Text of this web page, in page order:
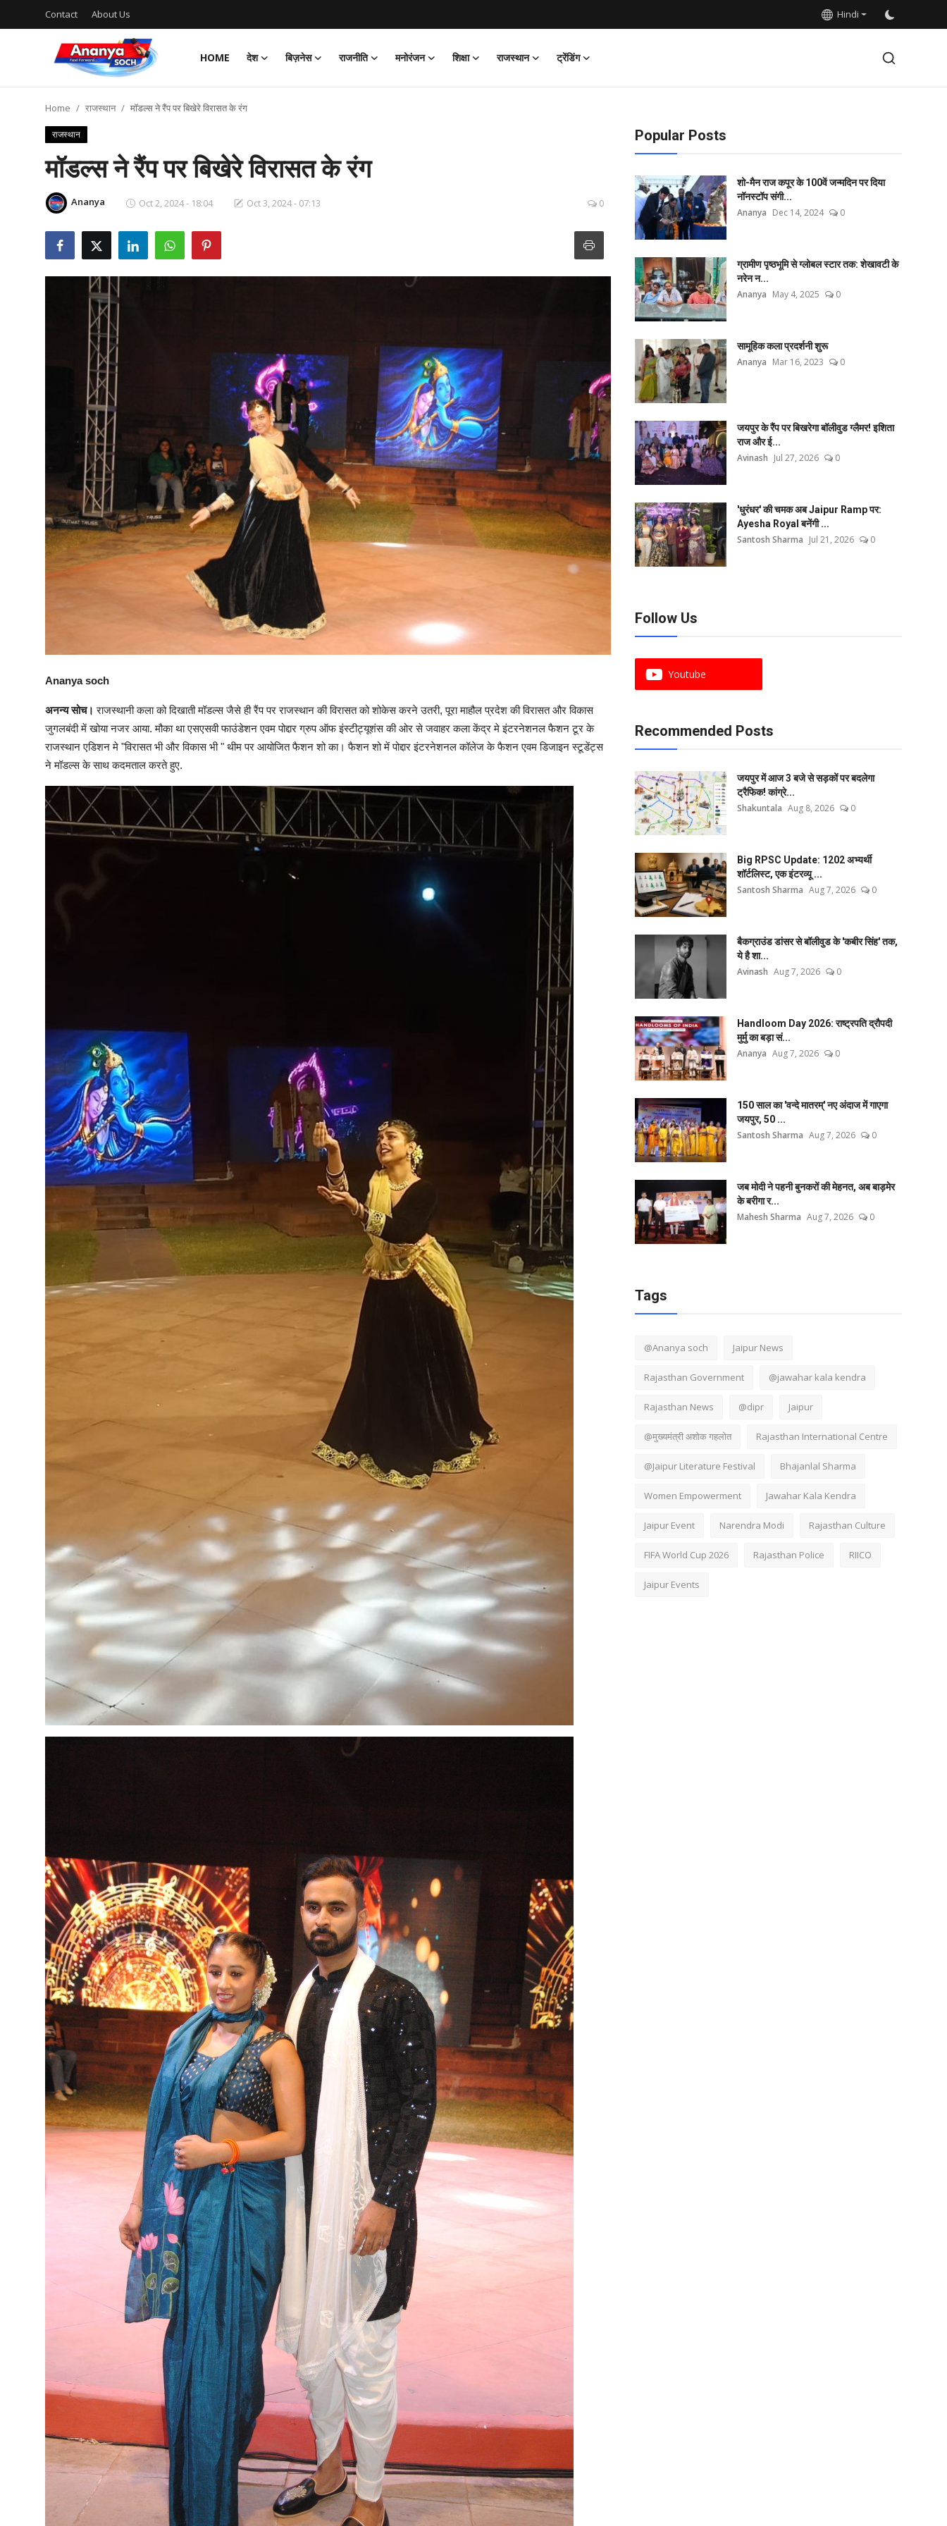
Contact About Us Hindi
HOME देश बिज़नेस राजनीति मनोरंजन शिक्षा राजस्थान ट्रेंडिंग
Contact
About Us
Home राजस्थान मॉडल्स ने रैंप पर बिखेरे विरासत के रंग
राजस्थान
मॉडल्स ने रैंप पर बिखेरे विरासत के रंग
Ananya Oct 2, 2024 - 18:04 Oct 3, 2024 - 07:13 0
Ananya soch
अनन्य सोच।राजस्थानी कला को दिखाती मॉडल्स जैसे ही रैंप पर राजस्थान की विरासत को शोकेस करने उतरी, पूरा माहौल प्रदेश की विरासत और विकास
जुगलबंदी में खोया नजर आया. मौका था एसएसवी फाउंडेशन एवम पोद्दार ग्रुप ऑफ इंस्टीट्यूशंस की ओर से जवाहर कला केंद्र मे इंटरनेशनल फैशन टूर के
राजस्थान एडिशन मे "विरासत भी और विकास भी " थीम पर आयोजित फैशन शो का। फैशन शो में पोद्दार इंटरनेशनल कॉलेज के फैशन एवम डिजाइन स्टूडेंट्स
ने मॉडल्स के साथ कदमताल करते हुए.
Popular Posts
शो-मैन राज कपूर के 100वें जन्मदिन पर दिया
नॉनस्टॉप संगी...
Ananya Dec 14, 2024 0
ग्रामीण पृष्ठभूमि से ग्लोबल स्टार तक: शेखावटी के
नरेन न...
Ananya May 4, 2025 0
सामूहिक कला प्रदर्शनी शुरू
Ananya Mar 16, 2023 0
जयपुर के रैंप पर बिखरेगा बॉलीवुड ग्लैमर! इशिता
राज और ई...
Avinash Jul 27, 2026 0
'धुरंधर' की चमक अब Jaipur Ramp पर:
Ayesha Royal बनेंगी ...
Santosh Sharma Jul 21, 2026 0
Follow Us
Youtube
Recommended Posts
जयपुर में आज 3 बजे से सड़कों पर बदलेगा
ट्रैफिक! कांग्रे...
Shakuntala Aug 8, 2026 0
Big RPSC Update: 1202 अभ्यर्थी
शॉर्टलिस्ट, एक इंटरव्यू ...
Santosh Sharma Aug 7, 2026 0
बैकग्राउंड डांसर से बॉलीवुड के 'कबीर सिंह' तक,
ये है शा...
Avinash Aug 7, 2026 0
Handloom Day 2026: राष्ट्रपति द्रौपदी
मुर्मु का बड़ा सं...
Ananya Aug 7, 2026 0
150 साल का 'वन्दे मातरम्' नए अंदाज में गाएगा
जयपुर, 50 ...
Santosh Sharma Aug 7, 2026 0
जब मोदी ने पहनी बुनकरों की मेहनत, अब बाड़मेर
के बरीगा र...
Mahesh Sharma Aug 7, 2026 0
Tags
@Ananya soch Jaipur News
Rajasthan Government @jawahar kala kendra
Rajasthan News @dipr Jaipur
@मुख्यमंत्री अशोक गहलोत Rajasthan International Centre
@Jaipur Literature Festival Bhajanlal Sharma
Women Empowerment Jawahar Kala Kendra
Jaipur Event Narendra Modi Rajasthan Culture
FIFA World Cup 2026 Rajasthan Police RIICO
Jaipur Events